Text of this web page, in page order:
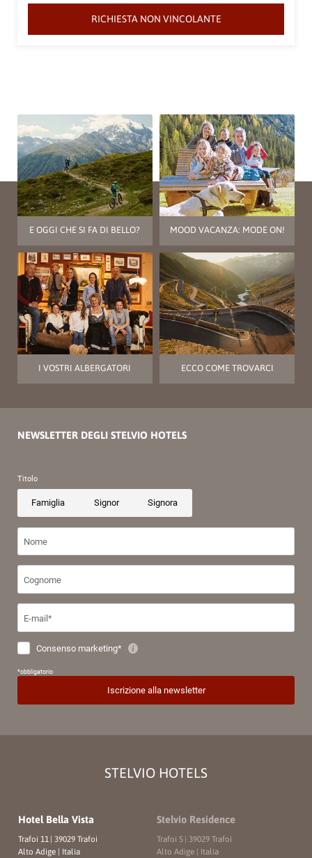
RICHIESTA NON VINCOLANTE
E OGGI CHE SI FA DI BELLO? MOOD VACANZA: MODE ON!
I VOSTRI ALBERGATORI ECCO COME TROVARCI
STELVIO HOTELS
Hotel Bella Vista
Trafoi 11 | 39029 Trafoi
Alto Adige | Italia
Stelvio Residence
Trafoi 5 | 39029 Trafoi
Alto Adige | Italia
NEWSLETTER DEGLI STELVIO HOTELS